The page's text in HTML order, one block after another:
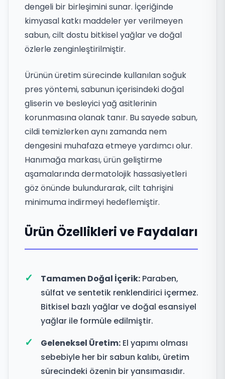
dengeli bir birleşimini sunar. İçeriğinde
kimyasal katkı maddeler yer verilmeyen
sabun, cilt dostu bitkisel yağlar ve doğal
özlerle zenginleştirilmiştir.
Ürünün üretim sürecinde kullanılan soğuk
pres yöntemi, sabunun içerisindeki doğal
gliserin ve besleyici yağ asitlerinin
korunmasına olanak tanır. Bu sayede sabun,
cildi temizlerken aynı zamanda nem
dengesini muhafaza etmeye yardımcı olur.
Hanımağa markası, ürün geliştirme
aşamalarında dermatolojik hassasiyetleri
göz önünde bulundurarak, cilt tahrişini
minimuma indirmeyi hedeflemiştir.
Ürün Özellikleri ve Faydaları
Tamamen Doğal İçerik: Paraben,
sülfat ve sentetik renklendirici içermez.
Bitkisel bazlı yağlar ve doğal esansiyel
yağlar ile formüle edilmiştir.
Geleneksel Üretim: El yapımı olması
sebebiyle her bir sabun kalıbı, üretim
sürecindeki özenin bir yansımasıdır.